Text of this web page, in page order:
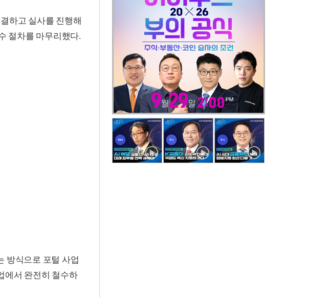
하고 실사를 진행해
절차를 마무리했다.
방식으로 포털 사업
에서 완전히 철수하